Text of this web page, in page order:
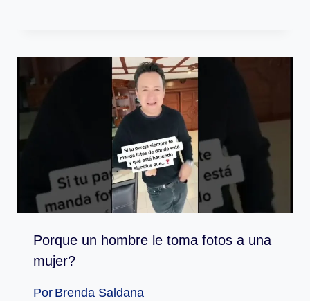
Porque un hombre le toma fotos a una
mujer?
Por Brenda Saldana